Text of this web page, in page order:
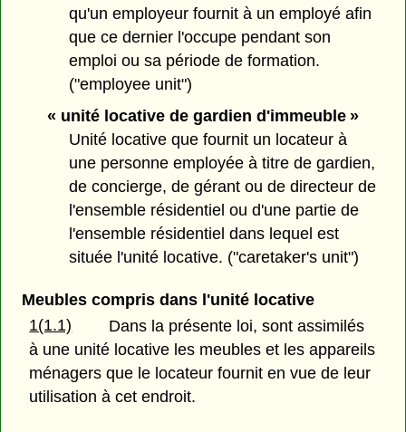
qu'un employeur fournit à un employé afin
que ce dernier l'occupe pendant son
emploi ou sa période de formation.
("employee unit")
« unité locative de gardien d'immeuble »
Unité locative que fournit un locateur à
une personne employée à titre de gardien,
de concierge, de gérant ou de directeur de
l'ensemble résidentiel ou d'une partie de
l'ensemble résidentiel dans lequel est
située l'unité locative. ("caretaker's unit")
Meubles compris dans l'unité locative
1(1.1)
Dans la présente loi, sont assimilés
à une unité locative les meubles et les appareils
ménagers que le locateur fournit en vue de leur
utilisation à cet endroit.